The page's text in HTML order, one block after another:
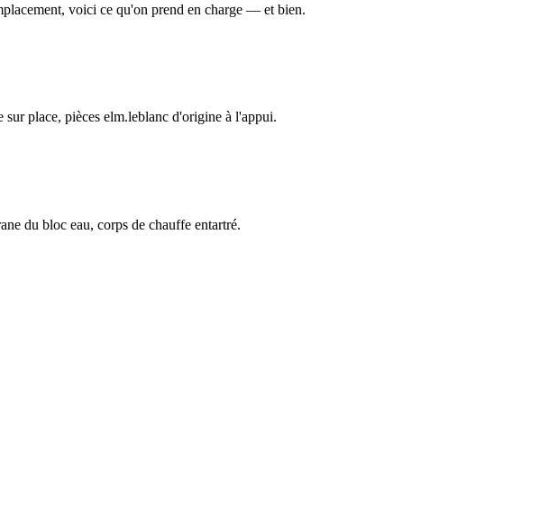
voici ce qu'on prend en charge — et bien.
place, pièces elm.leblanc d'origine à l'appui.
du bloc eau, corps de chauffe entartré.